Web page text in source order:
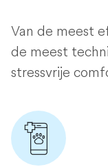
Van de meest
de meest
stressvrije